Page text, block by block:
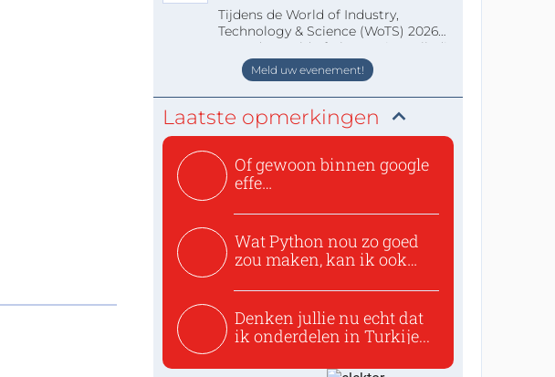
Tijdens de World of Industry,
Technology & Science (WoTS) 2026
staat de World of Electronics volledi
Meld uw evenement!
Laatste opmerkingen
Of gewoon binnen google
effe
Wat Python nou zo goed
zou maken, kan ik ook
Denken jullie nu echt dat
ik onderdelen in Turkije...